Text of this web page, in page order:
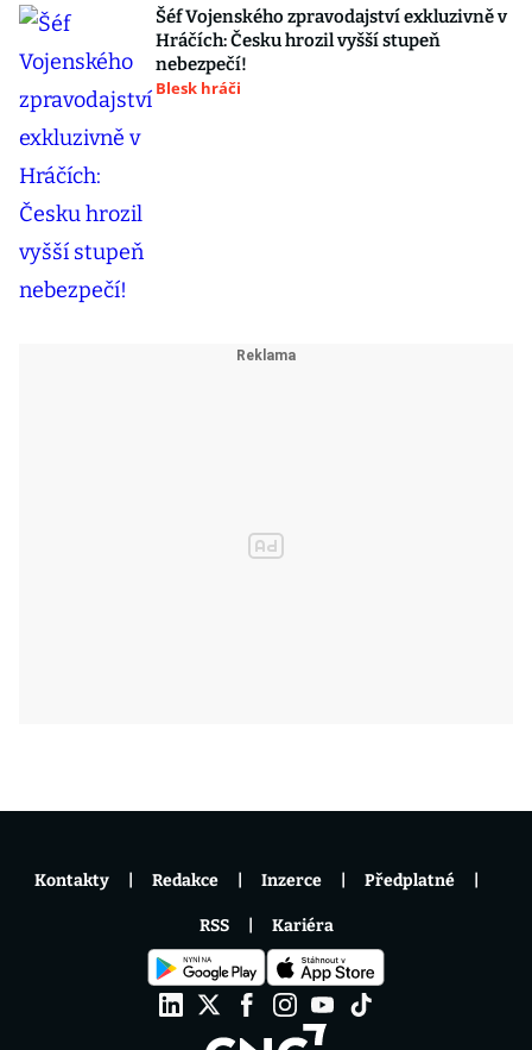
Šéf Vojenského zpravodajství exkluzivně v
Hráčích: Česku hrozil vyšší stupeň
nebezpečí!
Blesk hráči
Kontakty Redakce Inzerce Předplatné
RSS Kariéra